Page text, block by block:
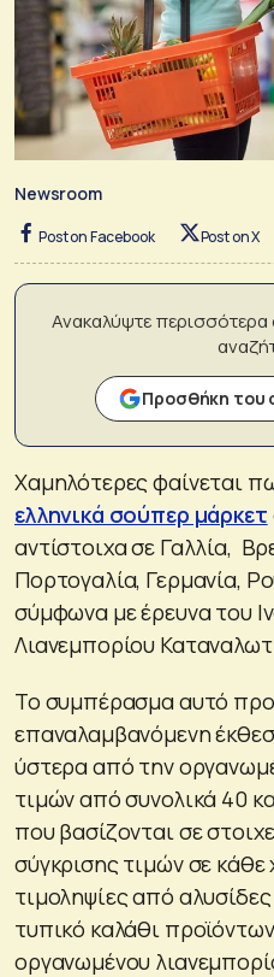
Newsroom
Post on Facebook Post on X
Ανακαλύψτε
Προσθήκη του
Χαμηλότερες φαίνεται
ελληνικά σούπερ μάρκετ
αντίστοιχα σε Γαλλία,
Πορτογαλία, Γερμανία,
σύμφωνα με έρευνα του
Λιανεμπορίου
Το συμπέρασμα αυτό
επαναλαμβανόμενη
ύστερα από την
τιμών από συνολικά 40
που βασίζονται σε
σύγκρισης τιμών σε
τιμοληψίες από
τυπικό καλάθι
οργανωμένου